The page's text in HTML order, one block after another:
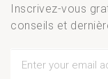
Inscrivez-vous
conseils et